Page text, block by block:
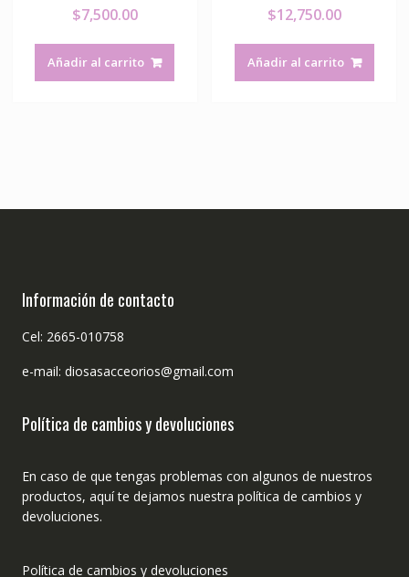
$7,500.00
Añadir al carrito
$12,750.00
Añadir al carrito
Información de contacto
Cel: 2665-010758
e-mail: diosasacceorios@gmail.com
Política de cambios y devoluciones
En caso de que tengas problemas con algunos de nuestros
productos, aquí te dejamos nuestra política de cambios y
devoluciones.
Política de cambios y devoluciones